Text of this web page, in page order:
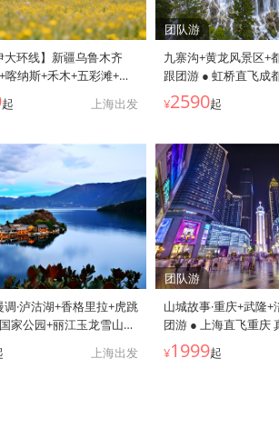
大环线】新疆乌鲁木齐
喀纳斯+禾木+五彩滩+世
里木湖+伊宁+喀拉峻+那
鲁克双飞10日跟团游 ●
晚巴音+升级1晚5钻 3
人升级2+1舒适座椅车
起 上海出发
团队游
九寨沟+黄龙风景区+
跟团游 ● 虹桥直飞成
座保姆车 全程入住网
府机场接送
¥2590起
·泸沽湖+香格里拉+虎跳
家公园+丽江玉龙雪山
+大理洱海+凤阳邑茶马
城+喜洲8日跟团游 | 湖
上海出发
团队游
山城故事·重庆+武隆
团游 ● 上海直飞重庆
晚网评4钻酒店+其中
店 错落山城特色丨武
¥1999起